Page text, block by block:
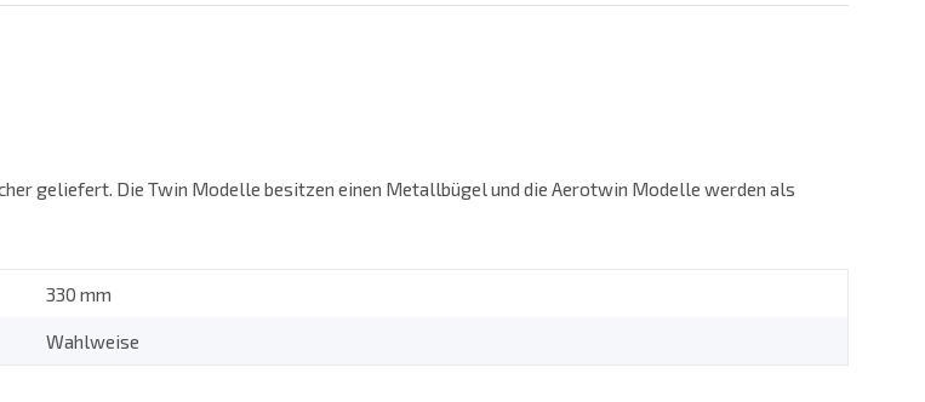
geliefert. Die Twin Modelle besitzen einen Metallbügel und die Aerotwin Modelle werden als
330 mm
Wahlweise